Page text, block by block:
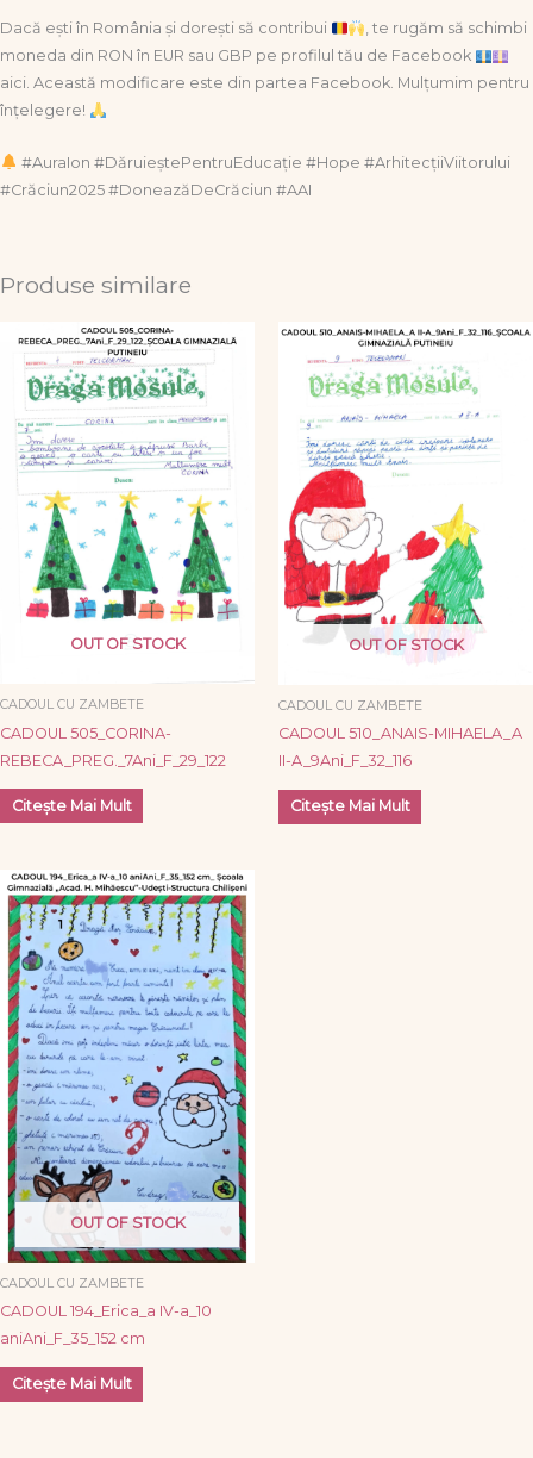
Dacă ești în România și dorești să contribui
, te rugăm să schimbi
moneda din RON în EUR sau GBP pe profilul tău de Facebook
aici. Această modificare este din partea Facebook. Mulțumim pentru
înțelegere!
#AuraIon #DăruieștePentruEducație #Hope #ArhitecțiiViitorului
#Crăciun2025 #DoneazăDeCrăciun #AAI
Produse similare
OUT OF STOCK
CADOUL CU ZAMBETE
CADOUL 505_CORINA-
REBECA_PREG._7Ani_F_29_122
Citește Mai Mult
OUT OF STOCK
CADOUL CU ZAMBETE
CADOUL 510_ANAIS-MIHAELA_A
II-A_9Ani_F_32_116
Citește Mai Mult
OUT OF STOCK
CADOUL CU ZAMBETE
CADOUL 194_Erica_a IV-a_10
aniAni_F_35_152 cm
Citește Mai Mult